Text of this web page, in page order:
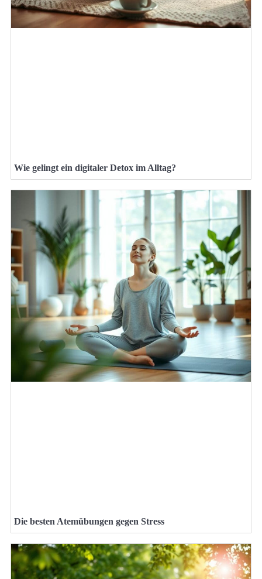
Wie gelingt ein digitaler Detox im Alltag?
Die besten Atemübungen gegen Stress